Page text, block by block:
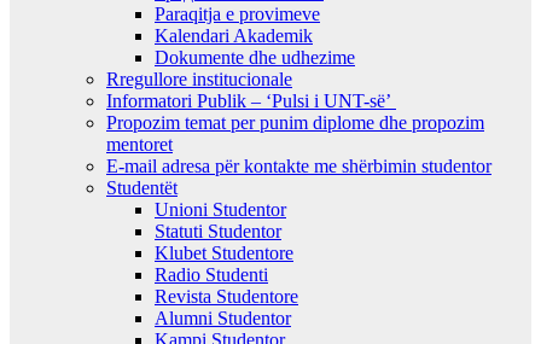
Paraqitja e provimeve
Kalendari Akademik
Dokumente dhe udhezime
Rregullore institucionale
Informatori Publik – ‘Pulsi i UNT-së’
Propozim temat per punim diplome dhe propozim
mentoret
E-mail adresa për kontakte me shërbimin studentor
Studentët
Unioni Studentor
Statuti Studentor
Klubet Studentore
Radio Studenti
Revista Studentore
Alumni Studentor
Kampi Studentor